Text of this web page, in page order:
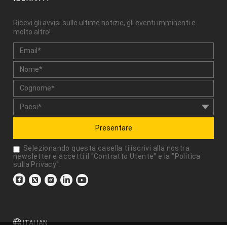
Ricevi gli avvisi sulle ultime notizie, gli eventi imminenti e
molto altro!
Presentare
Selezionando questa casella ti iscrivi alla nostra
newsletter e accetti il "Contratto Utente" e la "Politica
sulla Privacy".
ITALIAN